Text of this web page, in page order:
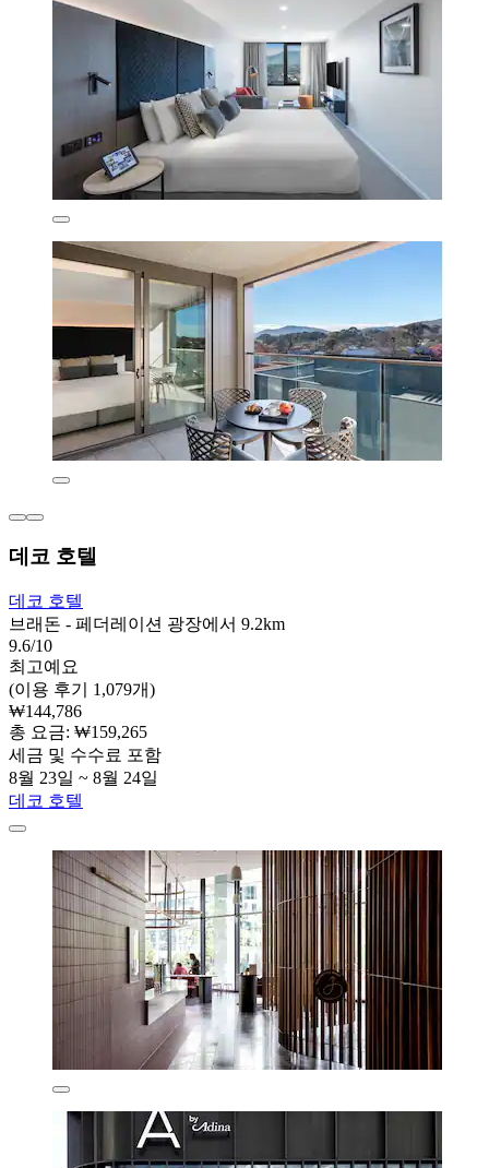
데코 호텔
데코 호텔
브래돈 - 페더레이션 광장에서 9.2km
9.6/10
최고예요
(이용 후기 1,079개)
₩144,786
총 요금: ₩159,265
세금 및 수수료 포함
8월 23일 ~ 8월 24일
데코 호텔